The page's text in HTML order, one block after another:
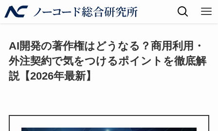
AI開発の著作権はどうなる？商用利用・
外注契約で気をつけるポイントを徹底解
説【2026年最新】